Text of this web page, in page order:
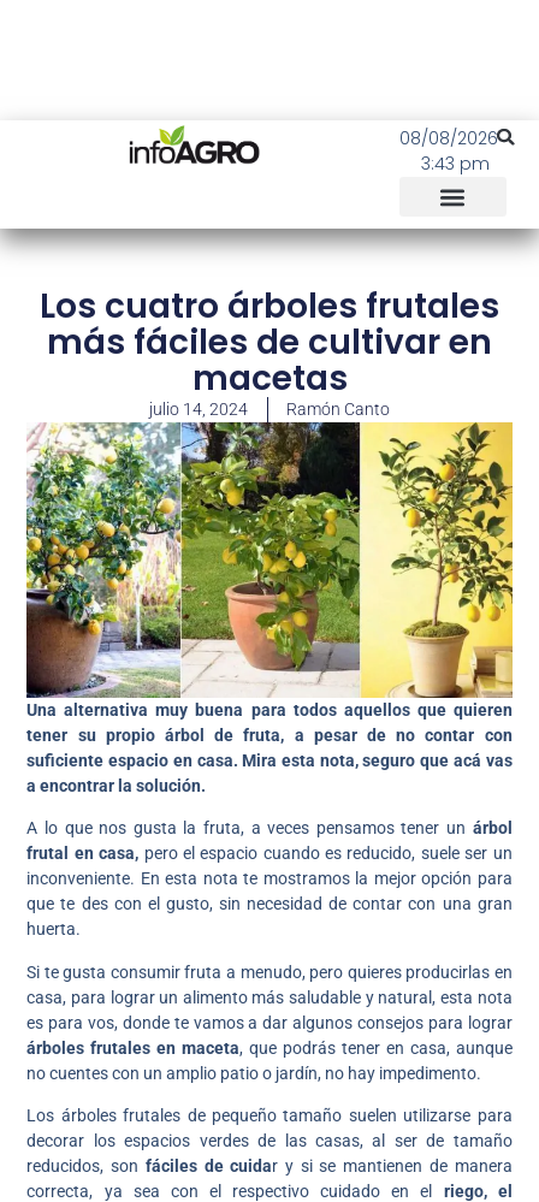
08/08/2026
3:43 pm
Los cuatro árboles frutales
más fáciles de cultivar en
macetas
julio 14, 2024 Ramón Canto
Una alternativa muy buena para todos aquellos que quieren
tener su propio árbol de fruta, a pesar de no contar con
suficiente espacio en casa. Mira esta nota, seguro que acá vas
a encontrar la solución.
A lo que nos gusta la fruta, a veces pensamos tener un árbol
frutal en casa, pero el espacio cuando es reducido, suele ser un
inconveniente. En esta nota te mostramos la mejor opción para
que te des con el gusto, sin necesidad de contar con una gran
huerta.
Si te gusta consumir fruta a menudo, pero quieres producirlas en
casa, para lograr un alimento más saludable y natural, esta nota
es para vos, donde te vamos a dar algunos consejos para lograr
árboles frutales en maceta, que podrás tener en casa, aunque
no cuentes con un amplio patio o jardín, no hay impedimento.
Los árboles frutales de pequeño tamaño suelen utilizarse para
decorar los espacios verdes de las casas, al ser de tamaño
reducidos, son fáciles de cuidar y si se mantienen de manera
correcta, ya sea con el respectivo cuidado en el riego, el